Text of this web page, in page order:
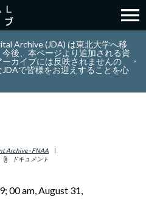
検索
レクション
ソース
menu
Archive (JDA) は東北大学へ移
後、本ページより追加される資
カイブには反映されませんの
で皆様をお迎えすることを心
Archive - FNAA
attach_file ドキュメント
00 am, August 31,